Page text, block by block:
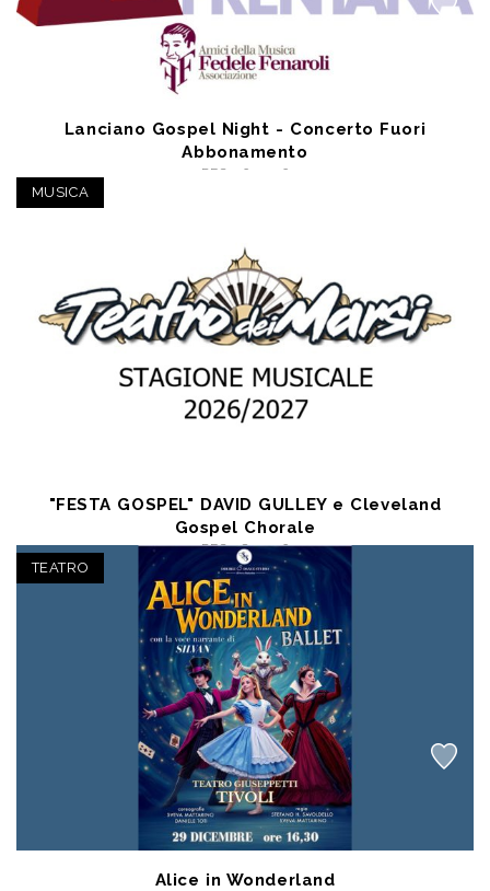
Lanciano Gospel Night - Concerto Fuori
Abbonamento
DEC 26 2026
Lanciano (CH) - TEATRO COMUNALE FEDELE FENAROLI
MUSICA
"FESTA GOSPEL" DAVID GULLEY e Cleveland
Gospel Chorale
DEC 28 2026
Avezzano (AQ) - Teatro dei Marsi
a partire da € 16,50
TEATRO
Alice in Wonderland